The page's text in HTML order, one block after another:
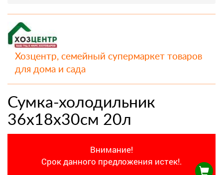
Хозцентр, семейный супермаркет товаров
для дома и сада
Сумка-холодильник
36х18х30см 20л
Внимание!
Срок данного предложения истек!.